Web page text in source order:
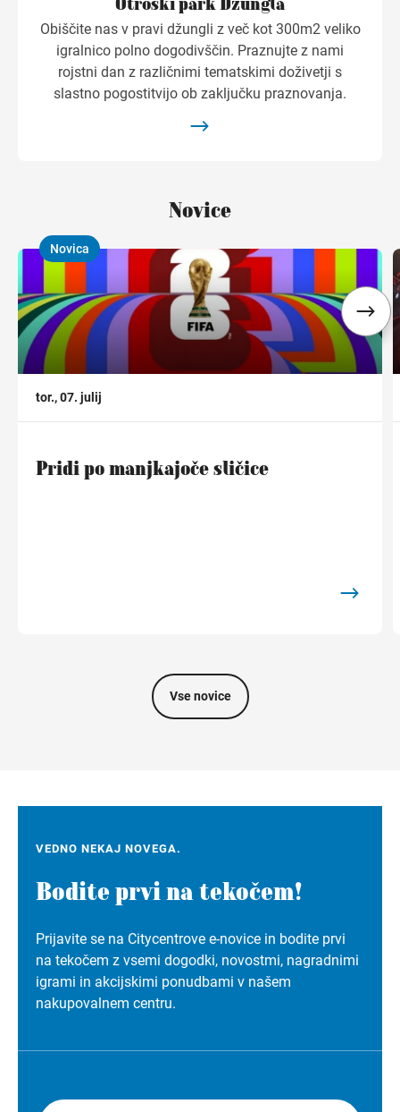
Obiščite nas v pravi džungli z več kot 300m2 veliko
igralnico polno dogodivščin. Praznujte z nami
rojstni dan z različnimi tematskimi doživetji s
slastno pogostitvijo ob zaključku praznovanja.
Novice
,
Novica
tor., 07. julij
Pridi po manjkajoče sličice
,
Vse novice
VEDNO NEKAJ NOVEGA.
Bodite prvi na tekočem!
Prijavite se na Citycentrove e-novice in bodite prvi
na tekočem z vsemi dogodki, novostmi, nagradnimi
igrami in akcijskimi ponudbami v našem
nakupovalnem centru.